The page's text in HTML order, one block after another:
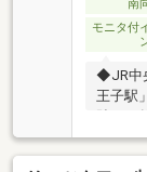
南
モニタ付
◆JR中
王子駅
◆バス
が建ち